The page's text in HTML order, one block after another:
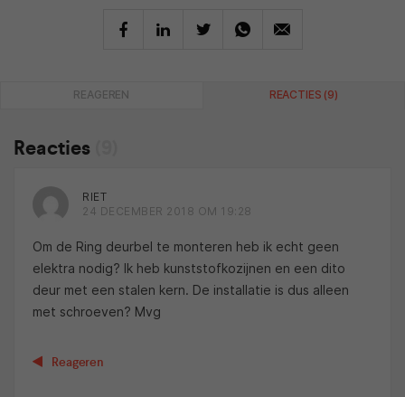
REAGEREN REACTIES (9)
Reacties
RIET
24 DECEMBER 2018 OM 19:28
Om de Ring deurbel te monteren heb ik echt geen
elektra nodig? Ik heb kunststofkozijnen en een dito
deur met een stalen kern. De installatie is dus alleen
met schroeven? Mvg
Reageren